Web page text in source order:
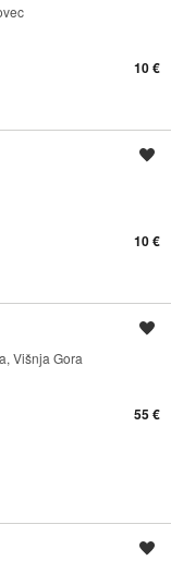
10 €
10 €
Višnja Gora
55 €